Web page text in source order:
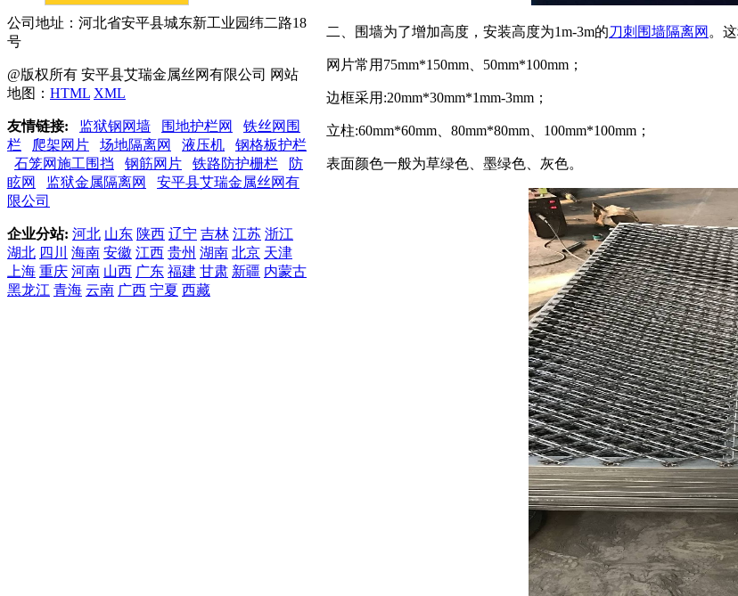
二、围墙为了增加高度，安装高度为1m-3m的刀刺围墙隔离网 。
网片常用75mm*150mm、50mm*100mm；
边框采用:20mm*30mm*1mm-3mm；
立柱:60mm*60mm、80mm*80mm、100mm*100mm；
表面颜色一般为草绿色、墨绿色、灰色。
公司地址：河北省安平县城东新工业园纬二路18
号
@版权所有 安平县艾瑞金属丝网有限公司 网站
地图： HTML XML
友情链接: 监狱钢网墙 围地护栏网
铁丝网围
栏
爬架网片 场地隔离网 液压机
钢格板护栏
石笼网施工围挡
钢筋网片 铁路防护栅栏
防
眩网
监狱金属隔离网
安平县艾瑞金属丝网有
限公司
企业分站: 河北 山东 陕西 辽宁 吉林 江苏 浙江
湖北 四川 海南 安徽 江西 贵州 湖南 北京 天津
上海 重庆 河南 山西 广东 福建 甘肃 新疆 内蒙古
黑龙江 青海 云南 广西 宁夏 西藏